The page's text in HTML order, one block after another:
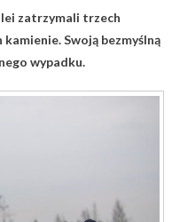
zatrzymali trzech
Swoją bezmyślną
wypadku.